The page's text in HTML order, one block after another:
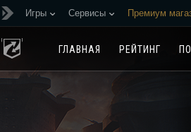
Игры Сервисы Премиум
ГЛАВНАЯ РЕЙТИНГ